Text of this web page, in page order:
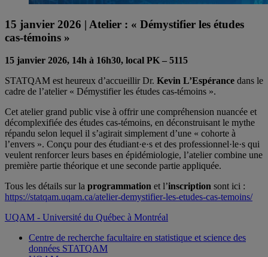
15 janvier 2026 | Atelier : « Démystifier les études
cas-témoins »
15 janvier 2026, 14h à 16h30, local PK – 5115
STATQAM est heureux d’accueillir Dr. Kevin L’Espérance dans le
cadre de l’atelier « Démystifier les études cas-témoins ».
Cet atelier grand public vise à offrir une compréhension nuancée et
décomplexifiée des études cas-témoins, en déconstruisant le mythe
répandu selon lequel il s’agirait simplement d’une « cohorte à
l’envers ». Conçu pour des étudiant·e·s et des professionnel·le·s qui
veulent renforcer leurs bases en épidémiologie, l’atelier combine une
première partie théorique et une seconde partie appliquée.
Tous les détails sur la programmation et l’inscription sont ici :
https://statqam.uqam.ca/atelier-demystifier-les-etudes-cas-temoins/
UQAM - Université du Québec à Montréal
Centre de recherche facultaire en statistique et science des
données STATQAM